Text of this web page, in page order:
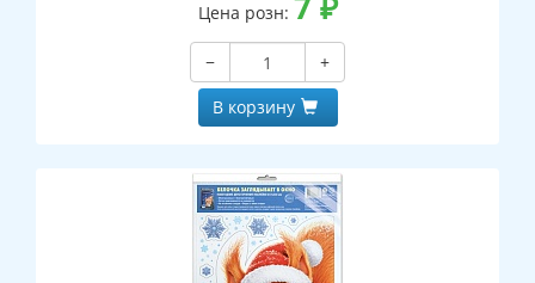
Цена розн:
−
+
В корзину